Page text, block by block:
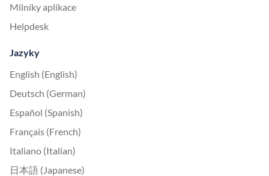
Milníky aplikace
Helpdesk
Jazyky
English (English)
Deutsch (German)
Español (Spanish)
Français (French)
Italiano (Italian)
日本語 (Japanese)